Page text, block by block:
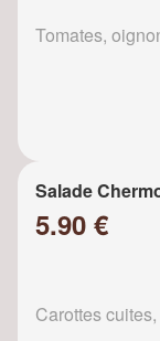
Tomates,
Salade
5.90 €
Carottes